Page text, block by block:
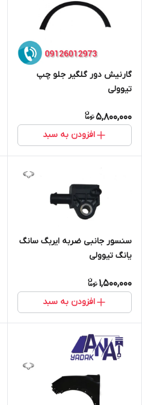
گارنیش دور گلگیر جلو چپ
تیوولی
5,800,000
افزودن به سبد
سنسور جانبی ضربه ایربگ سانگ
یانگ تیوولی
1,500,000
افزودن به سبد